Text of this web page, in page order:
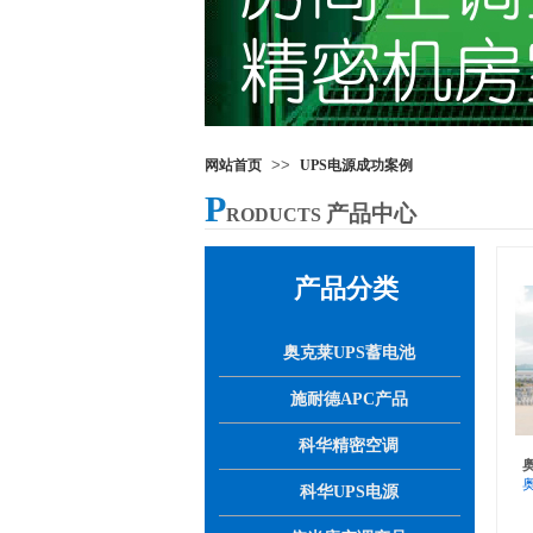
网站首页 >> UPS电源成功案例
PRODUCTS 产品中心
产品分类
奥克莱UPS蓄电池
施耐德APC产品
科华精密空调
科华UPS电源